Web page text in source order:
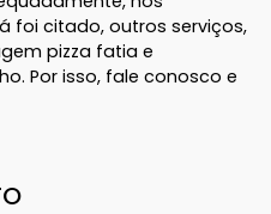
foi citado, outros serviços,
pizza fatia e
Por isso, fale conosco e